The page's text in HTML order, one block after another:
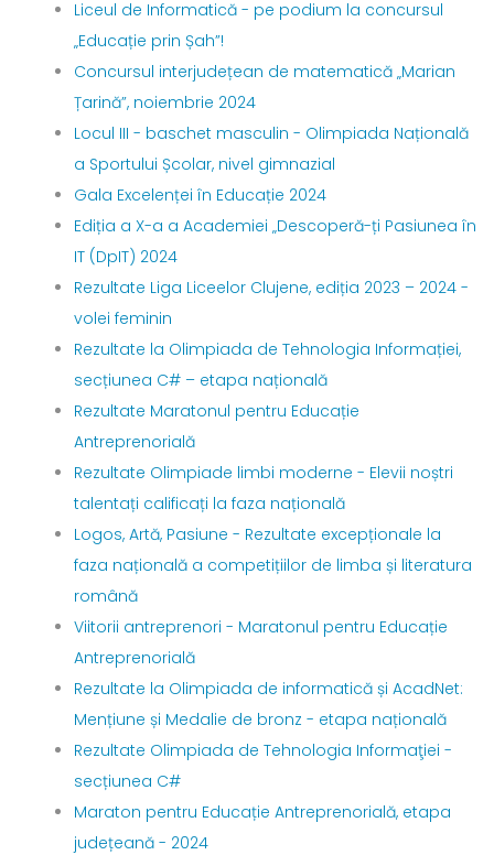
Liceul de Informatică - pe podium la concursul
„Educație prin Șah”!
Concursul interjudețean de matematică „Marian
Țarină”, noiembrie 2024
Locul III - baschet masculin - Olimpiada Națională
a Sportului Școlar, nivel gimnazial
Gala Excelenței în Educație 2024
Ediția a X-a a Academiei „Descoperă-ți Pasiunea în
IT (DpIT) 2024
Rezultate Liga Liceelor Clujene, ediția 2023 – 2024 -
volei feminin
Rezultate la Olimpiada de Tehnologia Informației,
secțiunea C# – etapa națională
Rezultate Maratonul pentru Educație
Antreprenorială
Rezultate Olimpiade limbi moderne - Elevii noștri
talentați calificați la faza națională
Logos, Artă, Pasiune - Rezultate excepționale la
faza națională a competițiilor de limba și literatura
română
Viitorii antreprenori - Maratonul pentru Educație
Antreprenorială
Rezultate la Olimpiada de informatică și AcadNet:
Mențiune și Medalie de bronz - etapa națională
Rezultate Olimpiada de Tehnologia Informaţiei -
secțiunea C#
Maraton pentru Educație Antreprenorială, etapa
județeană - 2024